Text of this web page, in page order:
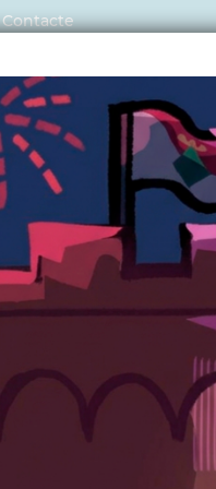
SERVEIS
Contacte
les